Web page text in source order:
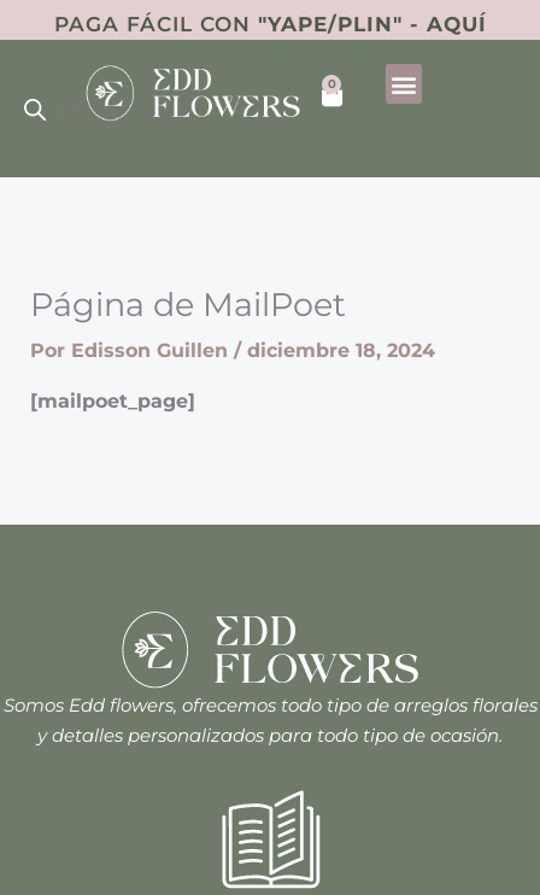
al
contenido
PAGA FÁCIL CON "YAPE/PLIN" - AQUÍ
0
Cart
Página de MailPoet
Por Edisson Guillen/diciembre 18, 2024
[mailpoet_page]
Somos Edd flowers, ofrecemos todo tipo de arreglos florales
y detalles personalizados para todo tipo de ocasión.